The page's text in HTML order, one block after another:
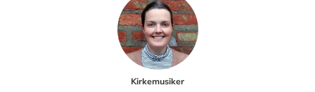
Kirkemusiker